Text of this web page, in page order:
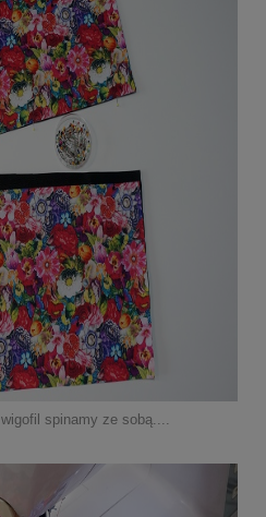
spinamy ze sobą....